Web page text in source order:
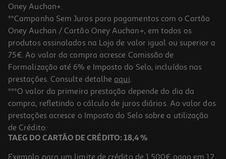
Oney Auchan+.
**Campanha Sem Juros para pagamentos com o Cartão
Oney Auchan / Cartão Oney Auchan+, em todos os
produtos assinalados na Loja de valor igual ou superior a
75€. Ao valor da compra acresce Comissão de
Formalização até 6% e Imposto do Selo, incluídos nas
prestações. Consulte detalhe aqui.
***O valor da primeira prestação depende do dia da
compra, refletindo o cálculo de juros diários. Ao valor das
prestações acresce o Imposto do Selo sobre a utilização
de Crédito.
TAEG DO CARTÃO DE CRÉDITO: 18,4 %
Exemplo para um limite de crédito de 1.500€ pago em 12